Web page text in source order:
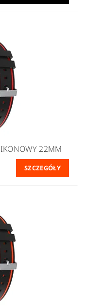
22MM
SZCZEGÓŁY